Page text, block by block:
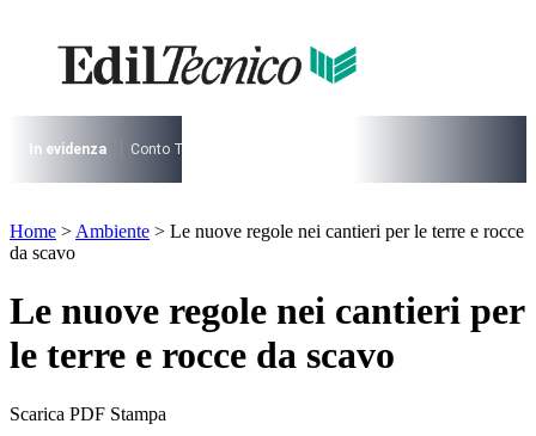
contenuto
I più cercati
Lorem ipsum dolor sit amet consectetur
Lorem ipsum dolor sit amet consectetur
In evidenza Conto Termico
I più cercati
Lorem ipsum dolor sit amet consectetur
Lorem ipsum dolor sit amet consectetur
Home > Ambiente > Le nuove regole nei cantieri per le terre e rocce
da scavo
Le nuove regole nei cantieri per
le terre e rocce da scavo
Scarica PDF Stampa